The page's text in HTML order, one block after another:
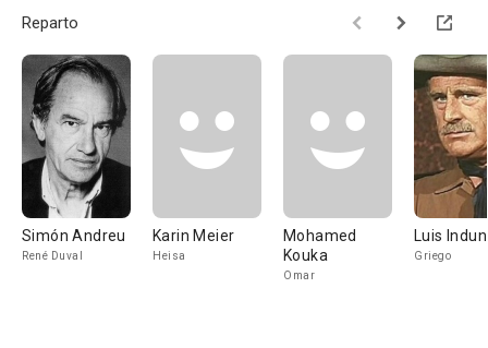
Reparto
Simón Andreu
René Duval
Karin Meier
Heisa
Mohamed
Kouka
Omar
Luis
Griego